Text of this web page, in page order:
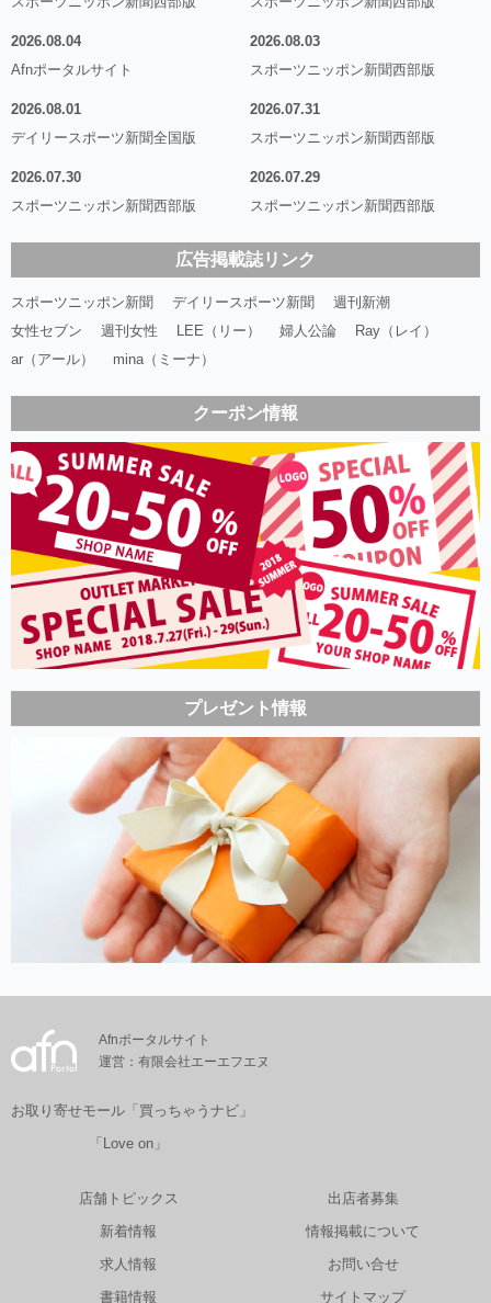
2026.08.04
Afnポータルサイト
2026.08.03
スポーツニッポン新聞西部版
2026.08.01
デイリースポーツ新聞全国版
2026.07.31
スポーツニッポン新聞西部版
2026.07.30
スポーツニッポン新聞西部版
2026.07.29
スポーツニッポン新聞西部版
広告掲載誌リンク
スポーツニッポン新聞 デイリースポーツ新聞
週刊新潮
女性セブン
週刊女性 LEE（リー） 婦人公論
Ray（レイ）
ar（アール）
mina（ミーナ）
クーポン情報
プレゼント情報
Afnポータルサイト
運営：有限会社エーエフエヌ
お取り寄せモール「買っちゃうナビ」
「Love on」
店舗トピックス
新着情報
求人情報
書籍情報
出店者募集
情報掲載について
お問い合せ
サイトマップ